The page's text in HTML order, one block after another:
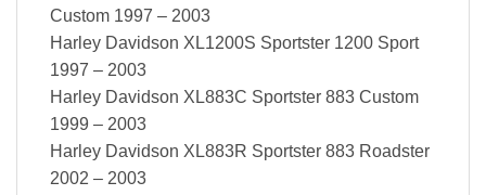
Custom 1997 – 2003
Harley Davidson XL1200S Sportster 1200 Sport
1997 – 2003
Harley Davidson XL883C Sportster 883 Custom
1999 – 2003
Harley Davidson XL883R Sportster 883 Roadster
2002 – 2003